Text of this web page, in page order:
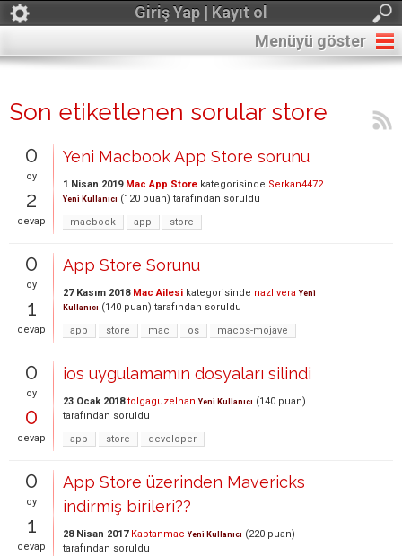
Giriş Yap | Kayıt ol
Menüyü göster
Son etiketlenen sorular store
0
oy
2
cevap
Yeni Macbook App Store sorunu
1 Nisan 2019 Mac App Store kategorisinde Serkan4472
Yeni Kullanıcı (120 puan) tarafından soruldu
macbook
app store
0
oy
1
cevap
App Store Sorunu
27 Kasım 2018 Mac Ailesi kategorisinde nazlıvera Yeni
Kullanıcı (140 puan) tarafından soruldu
app
store mac os macos-mojave
0
oy
0
cevap
ios uygulamamın dosyaları silindi
23 Ocak 2018 tolgaguzelhan Yeni Kullanıcı (140 puan)
tarafından soruldu
app
store developer
0
oy
1
cevap
App Store üzerinden Mavericks
indirmiş birileri??
28 Nisan 2017 Kaptanmac Yeni Kullanıcı (220 puan)
tarafından soruldu